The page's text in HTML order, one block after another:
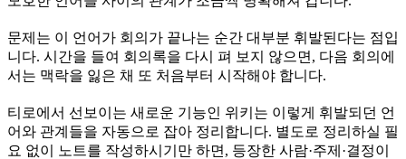
문제는 이 언어가 회의가 끝나는 순간 대부분 휘발된다는 점입
니다. 시간을 들여 회의록을 다시 펴 보지 않으면, 다음 회의에
서는 맥락을 잃은 채 또 처음부터 시작해야 합니다.
티로에서 선보이는 새로운 기능인 위키는 이렇게 휘발되던 언
어와 관계들을 자동으로 잡아 정리합니다. 별도로 정리하실 필
요 없이 노트를 작성하시기만 하면, 등장한 사람·주제·결정이